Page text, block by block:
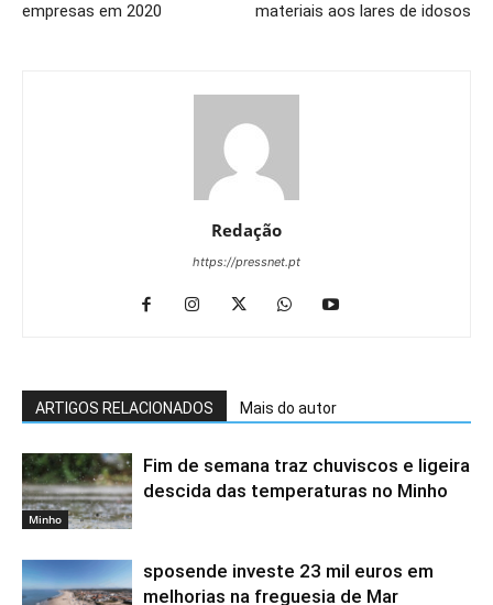
empresas em 2020
materiais aos lares de idosos
Redação
https://pressnet.pt
ARTIGOS RELACIONADOS Mais do autor
Minho
Fim de semana traz chuviscos e ligeira
descida das temperaturas no Minho
sposende investe 23 mil euros em
melhorias na freguesia de Mar